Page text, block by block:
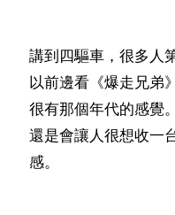
講到四驅車，很多人
以前邊看《爆走兄弟
很有那個年代的感覺
還是會讓人很想收一
感。